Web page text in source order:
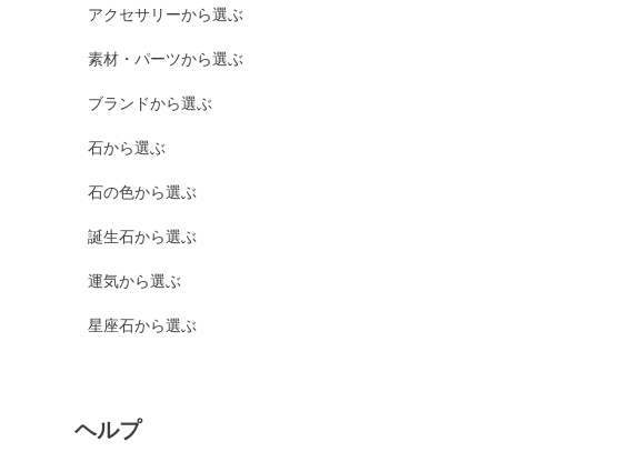
アクセサリーから選ぶ
素材・パーツから選ぶ
ブランドから選ぶ
石から選ぶ
石の色から選ぶ
誕生石から選ぶ
運気から選ぶ
星座石から選ぶ
ヘルプ